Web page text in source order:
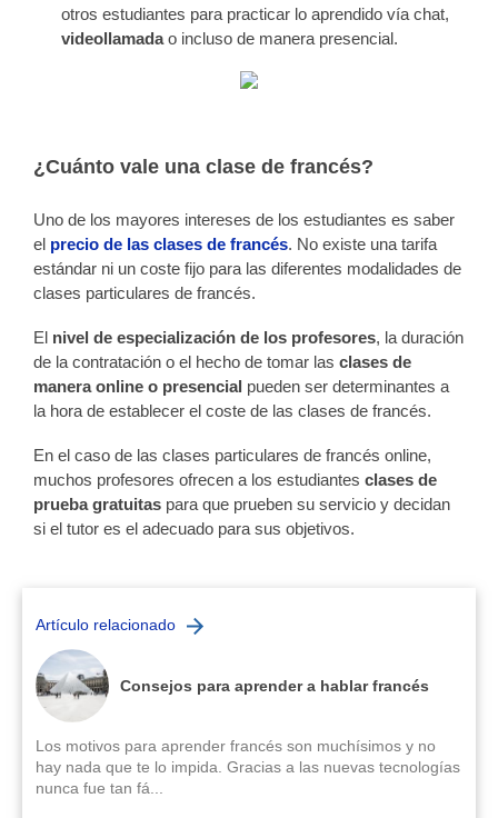
otros estudiantes para practicar lo aprendido vía chat,
videollamadao incluso de manera presencial.
¿Cuánto vale una clase de francés?
Uno de los mayores intereses de los estudiantes es saber
el precio de las clases de francés. No existe una tarifa
estándar ni un coste fijo para las diferentes modalidades de
clases particulares de francés.
El nivel de especialización de los profesores, la duración
de la contratación o el hecho de tomar las clases de
manera online o presencial pueden ser determinantes a
la hora de establecer el coste de las clases de francés.
En el caso de las clases particulares de francés online,
muchos profesores ofrecen a los estudiantes clases de
prueba gratuitas para que prueben su servicio y decidan
si el tutor es el adecuado para sus objetivos.
Artículo relacionado
Consejos para aprender a hablar francés
Los motivos para aprender francés son muchísimos y no
hay nada que te lo impida. Gracias a las nuevas tecnologías
nunca fue tan fá...